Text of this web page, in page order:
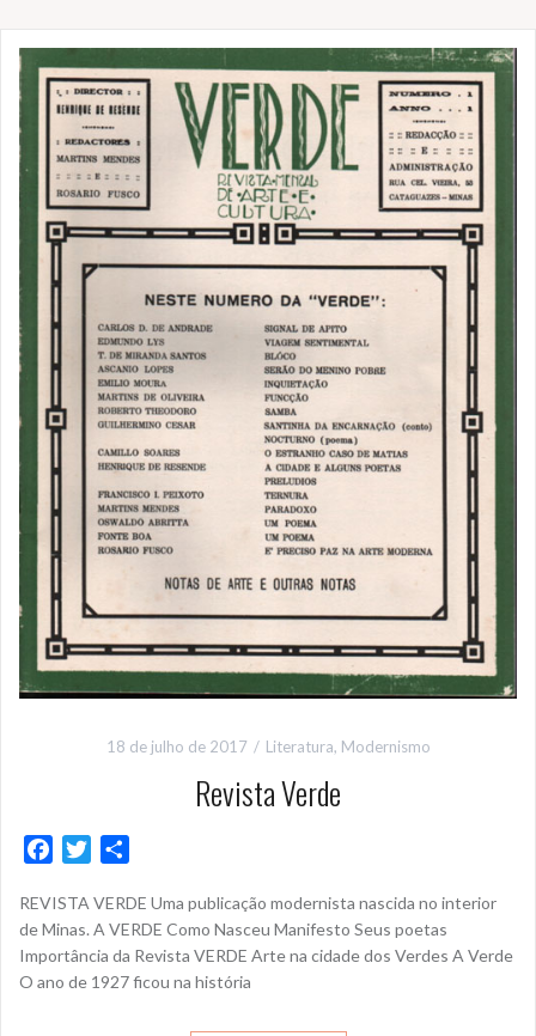
18 de julho de 2017 Literatura, Modernismo
Revista Verde
c
e
b
o
i
t
t
e
a
r
e
REVISTA VERDE Uma publicação modernista nascida no interior
de Minas. A VERDE Como Nasceu Manifesto Seus poetas
Importância da Revista VERDE Arte na cidade dos Verdes A Verde
O ano de 1927 ficou na história